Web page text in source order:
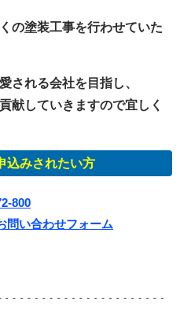
の塗装工事を行わせていた
される会社を目指し、
献していきますので宜しく
込みされたい方
800
問い合わせフォーム